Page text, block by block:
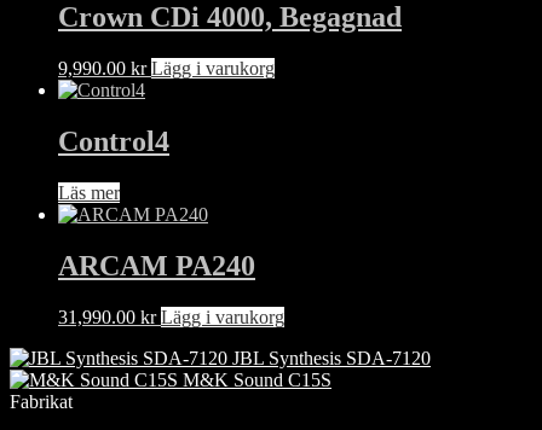
Crown CDi 4000, Begagnad
9,990.00 kr Lägg i varukorg
Control4
Läs mer
ARCAM PA240
31,990.00 kr Lägg i varukorg
JBL Synthesis SDA-7120
M&K Sound C15S
Fabrikat